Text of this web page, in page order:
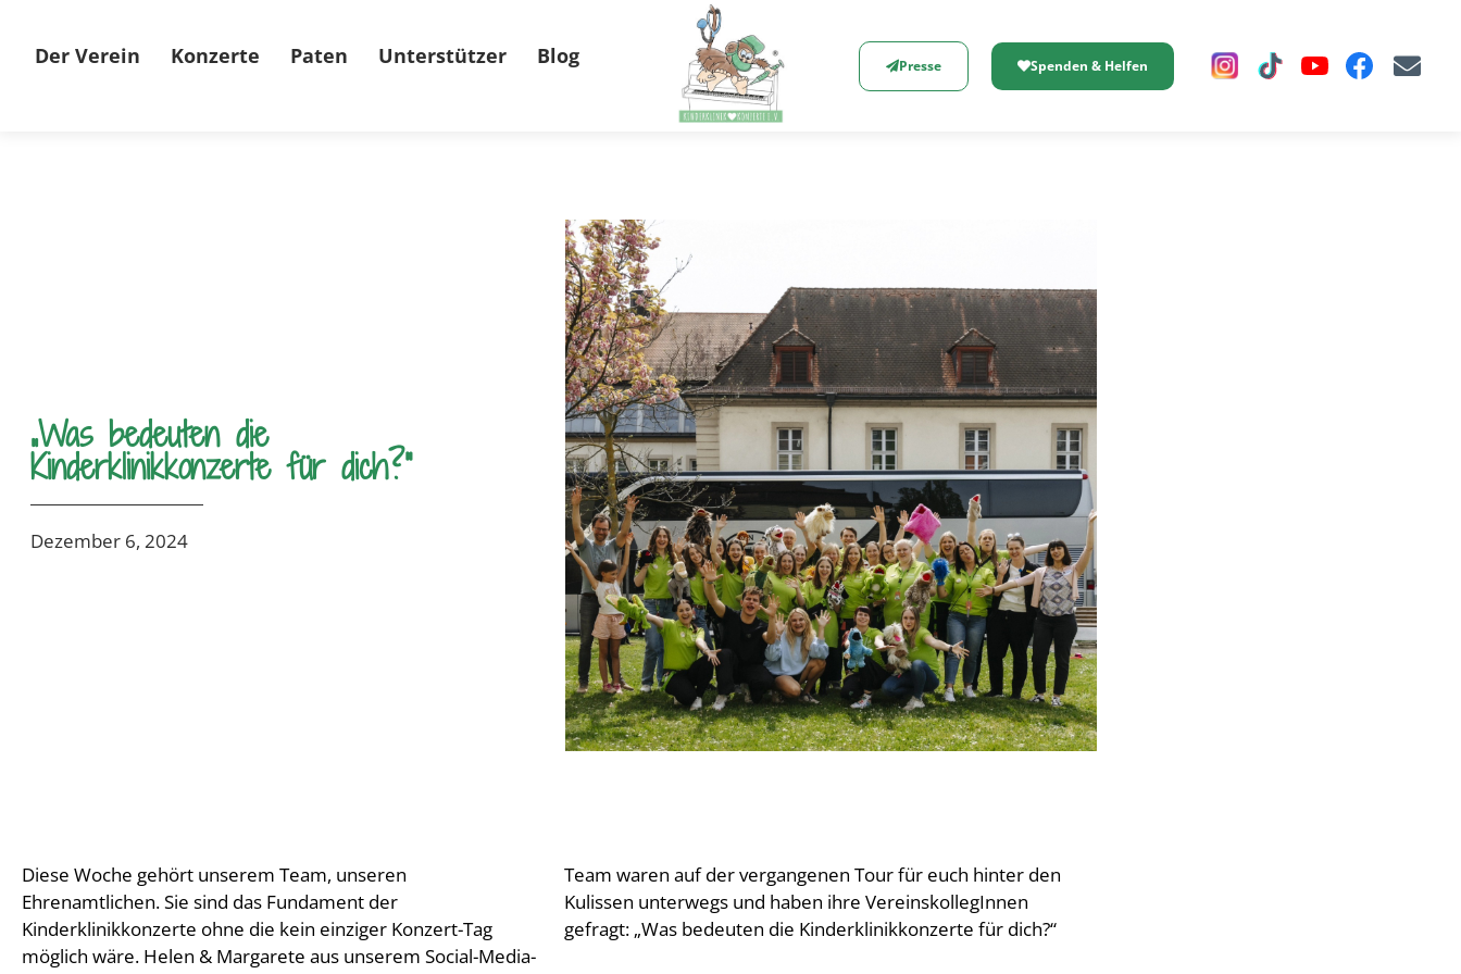
Der Verein Konzerte Paten Unterstützer Blog Presse Spenden & Helfen
„Was bedeuten die
Kinderklinikkonzerte für dich?“
Dezember 6, 2024
Diese Woche gehört unserem Team, unseren
Ehrenamtlichen. Sie sind das Fundament der
Kinderklinikkonzerte ohne die kein einziger Konzert-Tag
möglich wäre. Helen & Margarete aus unserem Social-Media-
Team waren auf der vergangenen Tour für euch hinter den
Kulissen unterwegs und haben ihre VereinskollegInnen
gefragt: „Was bedeuten die Kinderklinikkonzerte für dich?“